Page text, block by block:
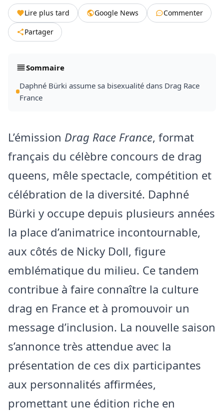
Lire plus tard Google News
Commenter
Partager
Sommaire
Daphné Bürki assume sa bisexualité dans Drag Race
France
L’émission Drag Race France, format
français du célèbre concours de drag
queens, mêle spectacle, compétition et
célébration de la diversité. Daphné
Bürki y occupe depuis plusieurs années
la place d’animatrice incontournable,
aux côtés de Nicky Doll, figure
emblématique du milieu. Ce tandem
contribue à faire connaître la culture
drag en France et à promouvoir un
message d’inclusion. La nouvelle saison
s’annonce très attendue avec la
présentation de ces dix participantes
aux personnalités affirmées,
promettant une édition riche en